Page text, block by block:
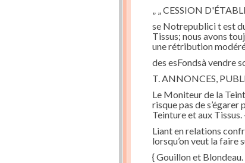
„ „ CESSION
se Notrepublici t est
Tissus; nous avons
une rétribution
des esFondsà vendre
T. ANNONCES,
Le Moniteur de la
risque pas de
Teinture et aux Tissus.
Liant en relations
lorsqu’on veut la faire
{ Gouillon et Blondeau.